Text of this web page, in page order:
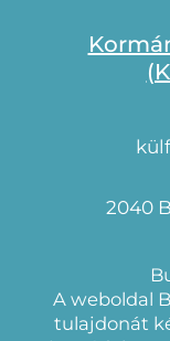
2040
A weboldal
tulajdonát